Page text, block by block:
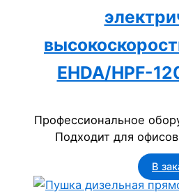
EHDA/HPF-
Профессиональное
Подходит для
В